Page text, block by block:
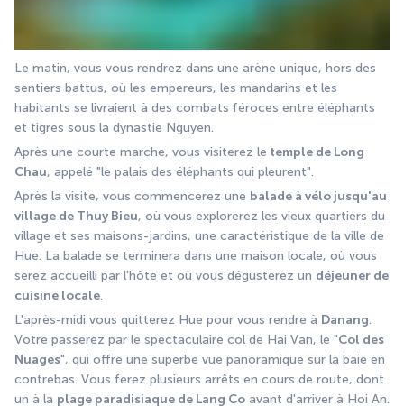
Le matin, vous vous rendrez dans une arène unique, hors des
sentiers battus, où les empereurs, les mandarins et les
habitants se livraient à des combats féroces entre éléphants
et tigres sous la dynastie Nguyen.
Après une courte marche, vous visiterez le temple de Long
Chau, appelé "le palais des éléphants qui pleurent".
Après la visite, vous commencerez une balade à vélo jusqu'au
village de Thuy Bieu, où vous explorerez les vieux quartiers du
village et ses maisons-jardins, une caractéristique de la ville de
Hue. La balade se terminera dans une maison locale, où vous
serez accueilli par l'hôte et où vous dégusterez un déjeuner de
cuisine locale.
L'après-midi vous quitterez Hue pour vous rendre à Danang.
Votre passerez par le spectaculaire col de Hai Van, le "Col des
Nuages", qui offre une superbe vue panoramique sur la baie en
contrebas. Vous ferez plusieurs arrêts en cours de route, dont
un à la plage paradisiaque de Lang Co avant d'arriver à Hoi An.